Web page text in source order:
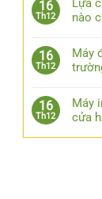
16
Th12
Lựa
nào
16
Th12
Máy
16
Th12
Máy
cửa